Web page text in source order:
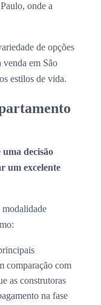
onde a
de opções
venda em São
estilos de vida.
uma decisão
um excelente
modalidade
comparação com
as construtoras
na fase